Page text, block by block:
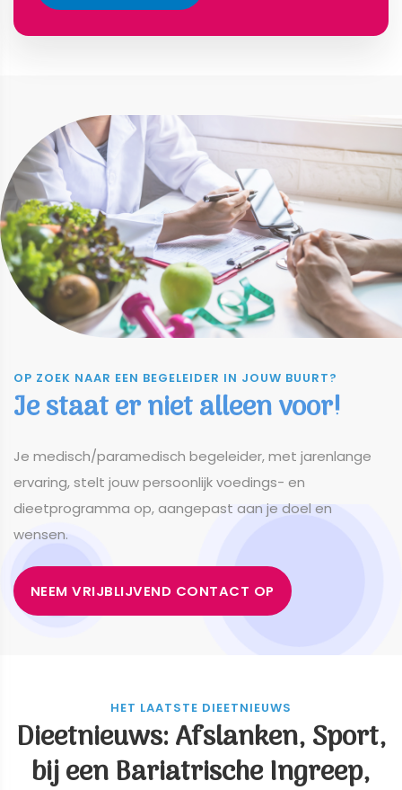
OP ZOEK NAAR EEN BEGELEIDER IN JOUW BUURT?
Je staat er niet alleen voor!
​​​​​​​Je medisch/paramedisch begeleider, met jarenlange
ervaring, stelt jouw persoonlijk voedings- en
dieetprogramma op, aangepast aan je doel en
wensen.
NEEM VRIJBLIJVEND CONTACT OP
HET LAATSTE DIEETNIEUWS
Dieetnieuws: Afslanken, Sport,
bij een Bariatrische Ingreep,